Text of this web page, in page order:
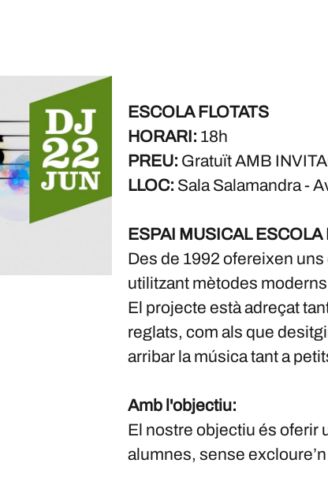
ESCOLA FLOTATS
HORARI: 18h
PREU: Gratuït AMB
LLOC: Sala Salamandra -
ESPAI MUSICAL ESCOLA
Des de 1992 ofereixen
utilitzant mètodes
El projecte està adreçat
reglats, com als que
arribar la música tant a
Amb l'objectiu:
El nostre objectiu és oferir
alumnes, sense